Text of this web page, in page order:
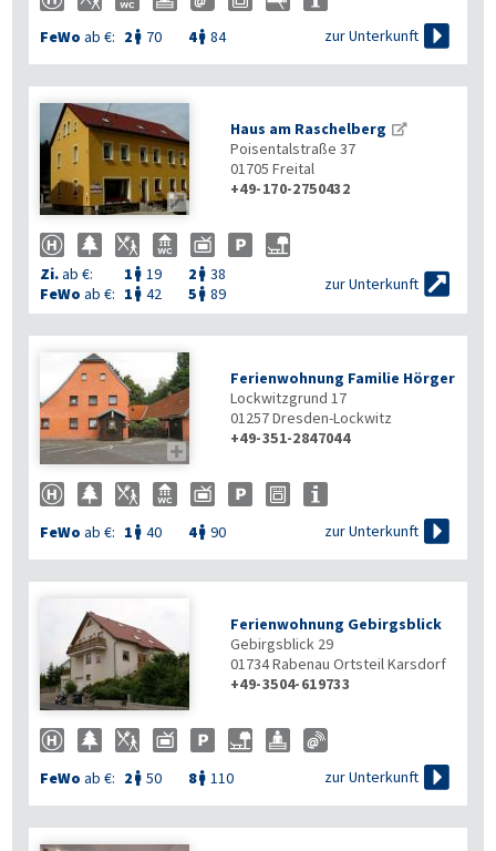
FeWo ab €: 2  70 4 84 zur Unterkunft 

Haus am Raschelberg
Poisentalstraße 37
01705 Freital
+49-170-2750432
Zi.ab €: 1  19 2  38
FeWo ab €: 1  42 5  89
zur Unterkunft 

Ferienwohnung Familie Hörger
Lockwitzgrund 17
01257Dresden-Lockwitz
+49-351-2847044
FeWo ab €: 1  40 4 90 zur Unterkunft 
Ferienwohnung Gebirgsblick
Gebirgsblick 29
01734Rabenau Ortsteil Karsdorf
+49-3504-619733
FeWo ab €: 2  50 8 110 zur Unterkunft 